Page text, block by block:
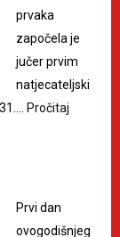
prvaka
započela je
jučer prvim
natjecateljski
Pročitaj
Prvi dan
ovogodišnjeg